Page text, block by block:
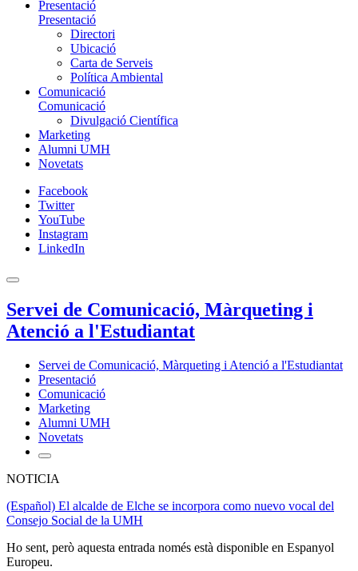
Presentació
Presentació
Directori
Ubicació
Carta de Serveis
Política Ambiental
Comunicació
Comunicació
Divulgació Científica
Marketing
Alumni UMH
Novetats
Facebook
Twitter
YouTube
Instagram
LinkedIn
Servei de Comunicació, Màrqueting i
Atenció a l'Estudiantat
Servei de Comunicació, Màrqueting i Atenció a l'Estudiantat
Presentació
Comunicació
Marketing
Alumni UMH
Novetats
NOTICIA
(Español) El alcalde de Elche se incorpora como nuevo vocal del
Consejo Social de la UMH
Ho sent, però aquesta entrada només està disponible en Espanyol
Europeu.